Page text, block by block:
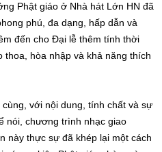
Phật giáo ở Nhà hát Lớn HN đã
phú, đa dạng, hấp dẫn và
đến cho Đại lễ thêm tính thời
hòa nhập và khả năng thích
với nội dung, tính chất và sự
nói, chương trình nhạc giao
này thực sự đã khép lại một cách